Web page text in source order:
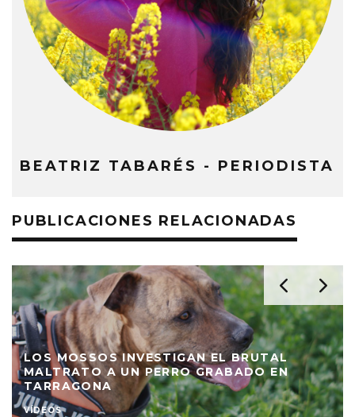
BEATRIZ TABARÉS - PERIODISTA
PUBLICACIONES RELACIONADAS
LOS MOSSOS INVESTIGAN EL BRUTAL
MALTRATO A UN PERRO GRABADO EN
TARRAGONA
VÍDEOS